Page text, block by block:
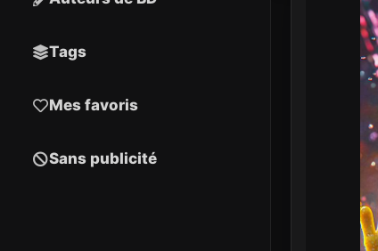
Tags
Mes favoris
Sans publicité